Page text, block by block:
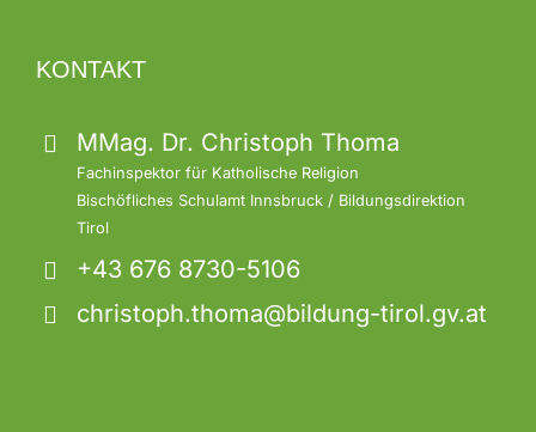
KONTAKT
MMag. Dr. Christoph Thoma
Fachinspektor für Katholische Religion
Bischöfliches Schulamt Innsbruck / Bildungsdirektion
Tirol
+43 676 8730-5106
christoph.thoma@bildung-tirol.gv.at